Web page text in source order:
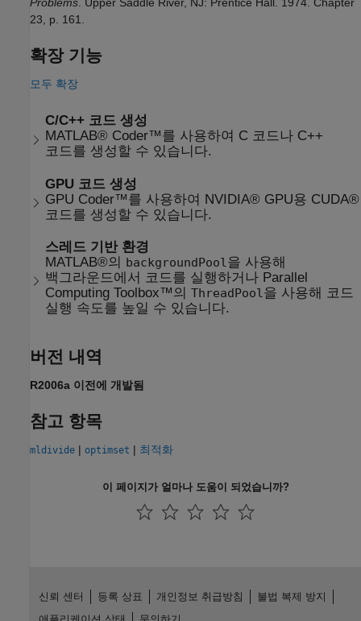
23, p. 161.
확장 기능
모두 확장
C/C++ 코드 생성
MATLAB® Coder™를 사용하여 C 코드나 C++
코드를 생성할 수 있습니다.
GPU 코드 생성
GPU Coder™를 사용하여 NVIDIA® GPU용 CUDA®
코드를 생성할 수 있습니다.
스레드 기반 환경
MATLAB®의
backgroundPool 을 사용해
백그라운드에서 코드를 실행하거나 Parallel
Computing Toolbox™의ThreadPool 을 사용해 코드
실행 속도를 높일 수 있습니다.
버전 내역
R2006a 이전에 개발됨
참고 항목
mldivide | optimset | 최적화
이 페이지가 얼마나 도움이 되었습니까?
신뢰 센터 등록 상표 개인정보 취급방침
불법 복제 방지